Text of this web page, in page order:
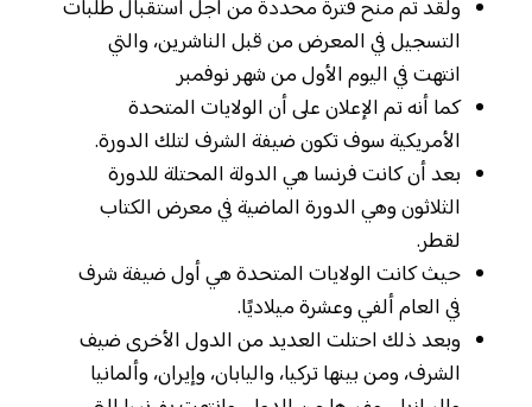
ولقد تم منح فترة محددة من أجل استقبال طلبات
التسجيل في المعرض من قبل الناشرين، والتي
انتهت في اليوم الأول من شهر نوفمبر
كما أنه تم الإعلان على أن الولايات المتحدة
الأمريكية سوف تكون ضيفة الشرف لتلك الدورة.
بعد أن كانت فرنسا هي الدولة المحتلة للدورة
الثلاثون وهي الدورة الماضية في معرض الكتاب
لقطر.
حيث كانت الولايات المتحدة هي أول ضيفة شرف
في العام ألفي وعشرة ميلاديًا.
وبعد ذلك احتلت العديد من الدول الأخرى ضيف
الشرف، ومن بينها تركيا، واليابان، وإيران، وألمانيا